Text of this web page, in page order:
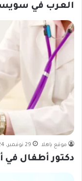
العرب في
موقع ياهلا 29 نوفمبر، 2024
دكتور أطفال في